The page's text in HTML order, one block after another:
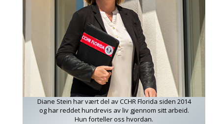
Diane Stein har vært del av CCHR Florida siden 2014
og har reddet hundrevis av liv gjennom sitt arbeid.
Hun forteller oss hvordan.